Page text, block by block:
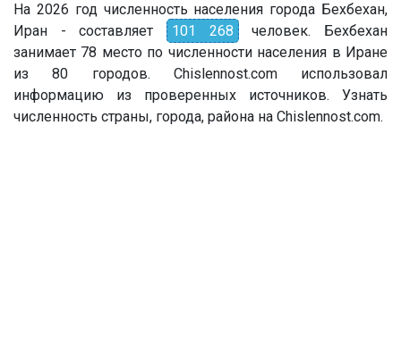
На 2026 год численность населения города Бехбехан,
Иран - составляет
101 268 человек. Бехбехан
занимает 78 место по численности населения в Иране
из 80 городов. Chislennost.com использовал
информацию из проверенных источников. Узнать
численность страны, города, района на Chislennost.com.